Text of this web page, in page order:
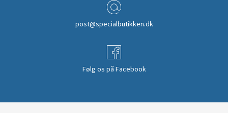
post@specialbutikken.dk
Følg os på Facebook